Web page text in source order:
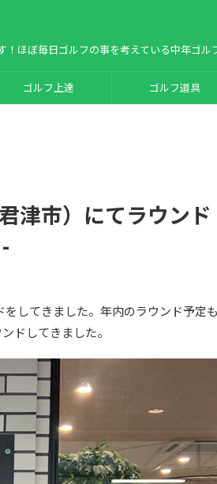
！ほぼ毎日ゴルフの事を考えている中年ゴル
ゴルフ上達 ゴルフ道具
津市）にてラウンド
をしてきました。年内のラウンド予定
ドしてきました。